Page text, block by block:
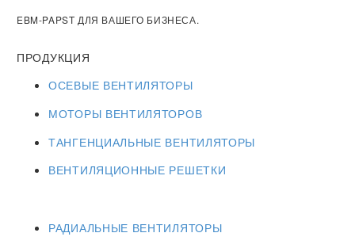
EBM-PAPST ДЛЯ ВАШЕГО БИЗНЕСА.
ПРОДУКЦИЯ
ОСЕВЫЕ ВЕНТИЛЯТОРЫ
МОТОРЫ ВЕНТИЛЯТОРОВ
ТАНГЕНЦИАЛЬНЫЕ ВЕНТИЛЯТОРЫ
ВЕНТИЛЯЦИОННЫЕ РЕШЕТКИ
РАДИАЛЬНЫЕ ВЕНТИЛЯТОРЫ